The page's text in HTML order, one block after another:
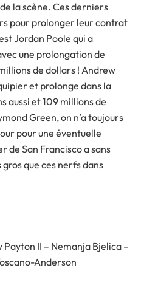
la scène. Ces derniers
pour prolonger leur contrat
Jordan Poole qui a
une prolongation de
de dollars ! Andrew
et prolonge dans la
aussi et 109 millions de
Green, on n’a toujours
pour une éventuelle
de San Francisco a sans
que ces nerfs dans
II – Nemanja Bjelica –
Anderson